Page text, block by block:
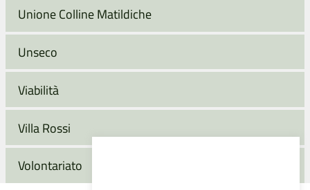
Unione Colline Matildiche
Unseco
Viabilità
Villa Rossi
Volontariato